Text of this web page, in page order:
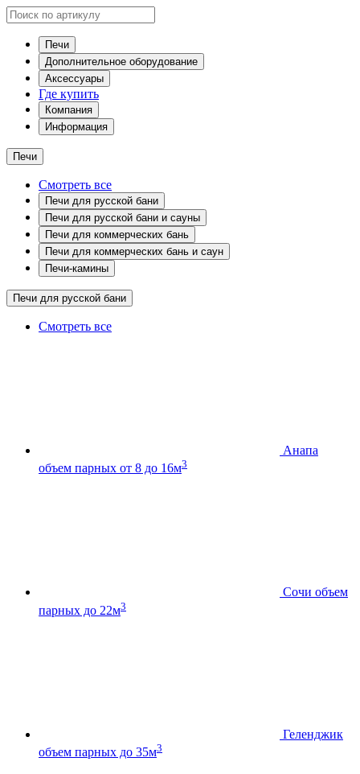
Печи
Дополнительное оборудование
Аксессуары
Где купить
Компания
Информация
Печи
Смотреть все
Печи для русской бани
Печи для русской бани и сауны
Печи для коммерческих бань
Печи для коммерческих бань и саун
Печи-камины
Печи для русской бани
Смотреть все
Анапа
объем парных от 8 до 16м3
Сочи объем
парных до 22м3
Геленджик
объем парных до 35м3